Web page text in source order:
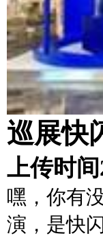
巡展快
上传时间
嘿，你有
演，是快